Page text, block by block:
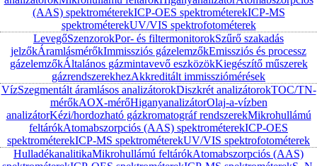
(AAS) spektrométerekICP-OES spektrométerekICP-MS
spektrométerekUV/VIS spektrofotométerek
LevegőSzenzorokPor- és filtermonitorokSzűrő szakadás
jelzőkÁramlásmérőkImmissziós gázelemzőkEmissziós és processz
gázelemzőkÁltalános gázmintavevő eszközökKiegészítő műszerek
gázrendszerekhezAkkreditált immissziómérések
VízSzegmentált áramlásos analizátorokDiszkrét analizátorokTOC/TN-
mérőkAOX-mérőHiganyanalizátorOlaj-a-vízben
analizátorKézi/hordozható gázkromatográf rendszerekMikrohullámú
feltárókAtomabszorpciós (AAS) spektrométerekICP-OES
spektrométerekICP-MS spektrométerekUV/VIS spektrofotométerek
HulladékanalitikaMikrohullámú feltárókAtomabszorpciós (AAS)